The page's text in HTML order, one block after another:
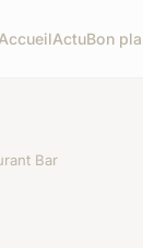
AccueilActuBon
Bar